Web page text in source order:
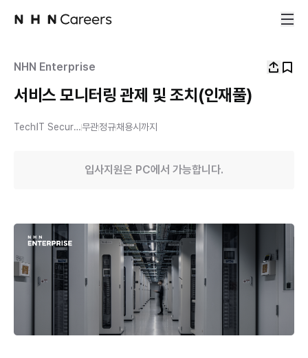
NHN Enterprise
서비스 모니터링 관제 및 조치(인재풀)
Tech IT Security무관정규채용시까지
입사지원은 PC에서 가능합니다.